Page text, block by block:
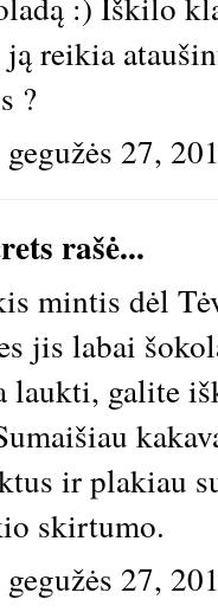
ją reikia
?
27,
rašė...
mintis dėl
jis labai
laukti, galite
ir plakiau
skirtumo.
27,